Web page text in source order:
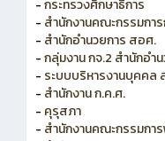
- กระทรวงศึกษาธิการ
- สำนักงานคณะกรรมการ
- สำนักอำนวยการ สอศ.
- กลุ่มงาน กจ.2 สำนักอำน
- ระบบบริหารงานบุคคล ส
- สำนักงาน ก.ค.ศ.
- คุรุสภา